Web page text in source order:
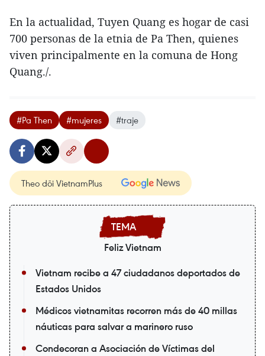
En la actualidad, Tuyen Quang es hogar de casi
700 personas de la etnia de Pa Then, quienes
viven principalmente en la comuna de Hong
Quang./.
#Pa Then #mujeres #traje
Theo dõi VietnamPlus
Feliz Vietnam
Vietnam recibe a 47 ciudadanos deportados de
Estados Unidos
Médicos vietnamitas recorren más de 40 millas
náuticas para salvar a marinero ruso
Condecoran a Asociación de Víctimas del